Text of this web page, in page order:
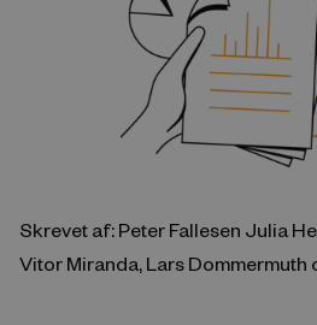
Skrevet af: Peter Fallesen Julia
Vitor Miranda, Lars Dommermuth